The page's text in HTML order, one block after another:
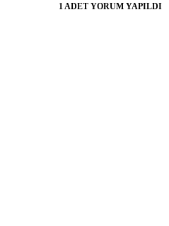
1 ADET YORUM YAPILDI